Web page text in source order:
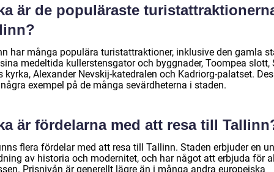
är de populäraste
har många populära turistattraktioner, inklusive den gamla
medeltida kullerstensgator och byggnader, Toompea slott,
kyrka, Alexander Nevskij-katedralen och Kadriorg-palatset.
exempel på de många sevärdheterna i staden.
är fördelarna med att resa till
flera fördelar med att resa till Tallinn. Staden erbjuder en
av historia och modernitet, och har något att erbjuda för
Prisnivån är generellt lägre än i många andra europeiska